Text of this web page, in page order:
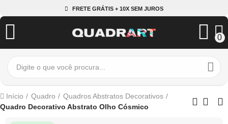
FRETE GRÁTIS + 10X SEM JUROS
0
Início Quadro
Quadros Abstratos Decorativos
Quadro Decorativo Abstrato Olho Cósmico